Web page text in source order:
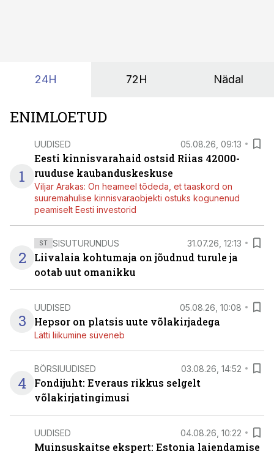
24H 72H Nädal
ENIMLOETUD
1
UUDISED 05.08.26, 09:13
Eesti kinnisvarahaid ostsid Riias 42000-
ruuduse kaubanduskeskuse
Viljar Arakas: On heameel tõdeda, et taaskord on
suuremahulise kinnisvaraobjekti ostuks kogunenud
peamiselt Eesti investorid
2
ST SISUTURUNDUS 31.07.26, 12:13
Liivalaia kohtumaja on jõudnud turule ja
ootab uut omanikku
3
UUDISED 05.08.26, 10:08
Hepsor on platsis uute võlakirjadega
Lätti liikumine süveneb
4
BÖRSIUUDISED 03.08.26, 14:52
Fondijuht: Everaus rikkus selgelt
võlakirjatingimusi
UUDISED 04.08.26, 10:22
Muinsuskaitse ekspert: Estonia laiendamise